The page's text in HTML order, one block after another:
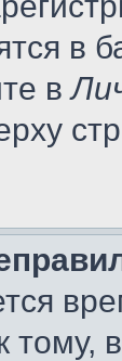
в
в
тому,